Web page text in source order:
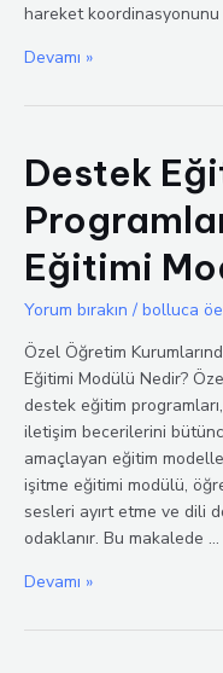
hareket
İleri
Motor
Modülü
ile
Koordinasyon
Hareket
Gelişimi
Devamı »
Destek
Eğitimi
Yorum bırakın / bolluca
Özel Öğretim
Eğitimi Modülü Nedir?
destek eğitim
iletişim becerilerini
amaçlayan eğitim
işitme eğitimi modülü,
sesleri ayırt etme ve dili
odaklanır. Bu makalede …
Destek
Programlarında
Devamı »